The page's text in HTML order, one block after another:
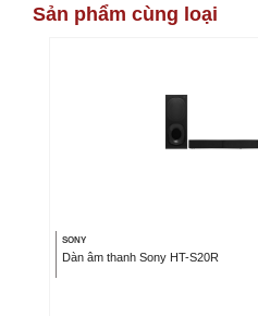
Sản phẩm cùng loại
SONY
Dàn âm thanh Sony HT-S20R